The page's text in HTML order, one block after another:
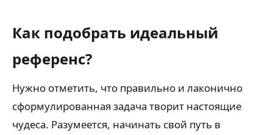
Как подобрать идеальный
референс?
Нужно отметить, что правильно и лаконично
сформулированная задача творит настоящие
чудеса. Разумеется, начинать свой путь в